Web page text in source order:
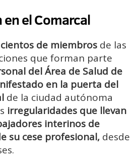
el Comarcal
de miembros de las
que forman parte
del Área de Salud de
en la puerta del
de la ciudad autónoma
irregularidades que llevan
interinos de
su cese profesional, desde